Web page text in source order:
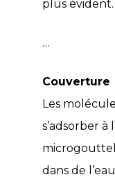
plus évident.
…
Couverture
Les
s’adsorber à
dans de